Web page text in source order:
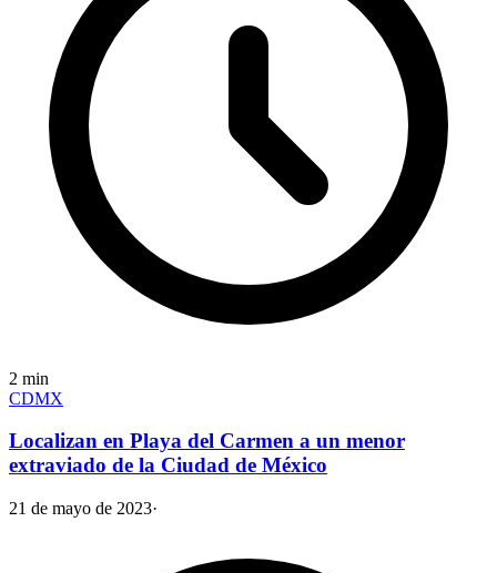
2 min
CDMX
Localizan en Playa del Carmen a un menor
extraviado de la Ciudad de México
21 de mayo de 2023·